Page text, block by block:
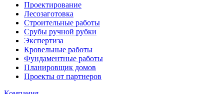
Проектирование
Лесозаготовка
Строительные работы
Срубы ручной рубки
Экспертиза
Кровельные работы
Фундаментные работы
Планировщик домов
Проекты от партнеров